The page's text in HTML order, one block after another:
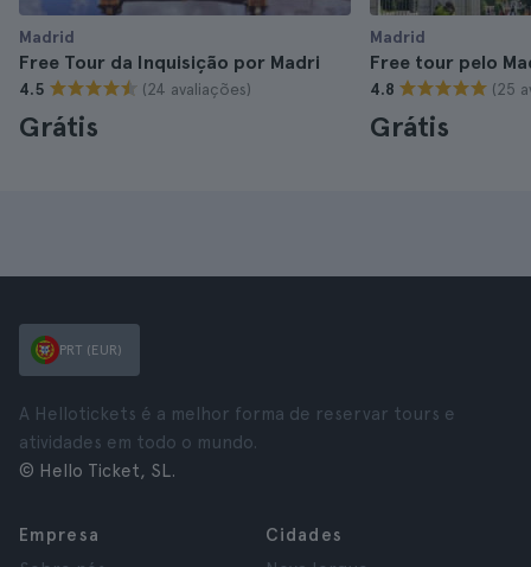
Madrid
Free Tour da Inquisição por Madri
4.5 (24 avaliações)
Grátis
Madrid
Free tour pelo
4.8 (25
Grátis
PRT (EUR)
A Hellotickets é a melhor forma de reservar tours e
atividades em todo o mundo.
© Hello Ticket, SL.
Empresa
Cidades